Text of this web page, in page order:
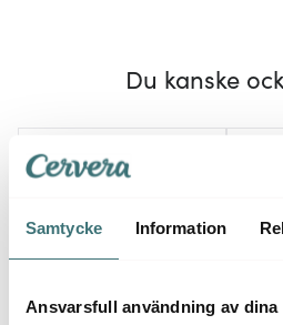
Samtycke Information
Ansvarsfull användning av
Du kanske